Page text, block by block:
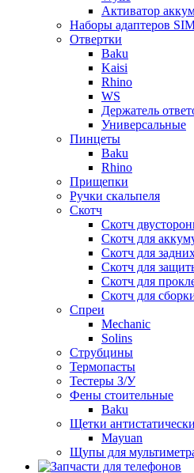
Активатор
Наборы адаптеров
Отвертки
Baku
Kaisi
Rhino
WS
Держатель
Универсальные
Пинцеты
Baku
Rhino
Прищепки
Ручки скальпеля
Скотч
Скотч
Скотч для
Скотч для
Скотч для
Скотч для
Скотч для
Спреи
Mechanic
Solins
Струбцины
Термопасты
Тестеры З/У
Фены стоительные
Baku
Щетки
Mayuan
Щупы для